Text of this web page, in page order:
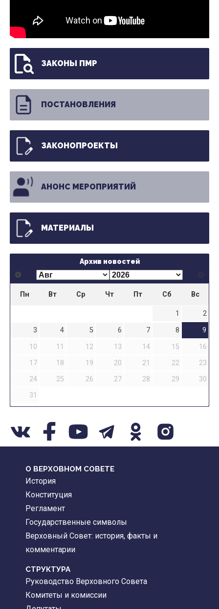
ЗАКОНЫ ПМР
ПОСТАНОВЛЕНИЯ
ЗАКОНОПРОЕКТЫ
АНОНС МЕРОПРИЯТИЙ
МАТЕРИАЛЫ
Архив новостей
Пн Вт Ср Чт Пт Сб Вс
1
2
3
4 5 6 7 8
9
10
11 12 13 14 15
16
17
18 19 20 21 22
23
24
25 26 27 28 29
30
31
О ВЕРХОВНОМ СОВЕТЕ
История
Конституция
Регламент
Государственные символы
Верховный Совет: история, факты и
комментарии
CТРУКТУРА
Руководство Верховного Совета
Комитеты и комиссии